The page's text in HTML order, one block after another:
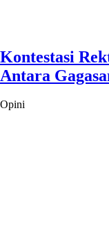
Kontestasi
Antara
Opini